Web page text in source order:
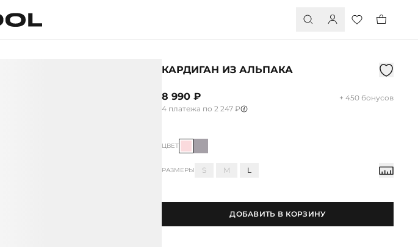
КАРДИГАН ИЗ АЛЬПАКА
8 990 ₽
+ 450 бонусов
4 платежа по 2 247 ₽
ЦВЕТ
РАЗМЕРЫ S M L
ДОБАВИТЬ В КОРЗИНУ